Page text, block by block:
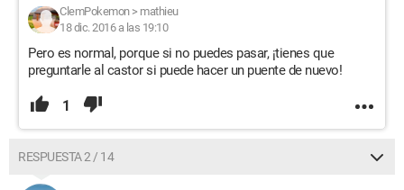
ClemPokemon> mathieu
18 dic. 2016 a las 19:10
Pero es normal, porque si no puedes pasar, ¡tienes que
preguntarle al castor si puede hacer un puente de nuevo!
1
RESPUESTA 2 / 14